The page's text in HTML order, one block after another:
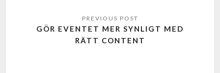
GÖR EVENTET MER SYNLIGT MED
RÄTT CONTENT